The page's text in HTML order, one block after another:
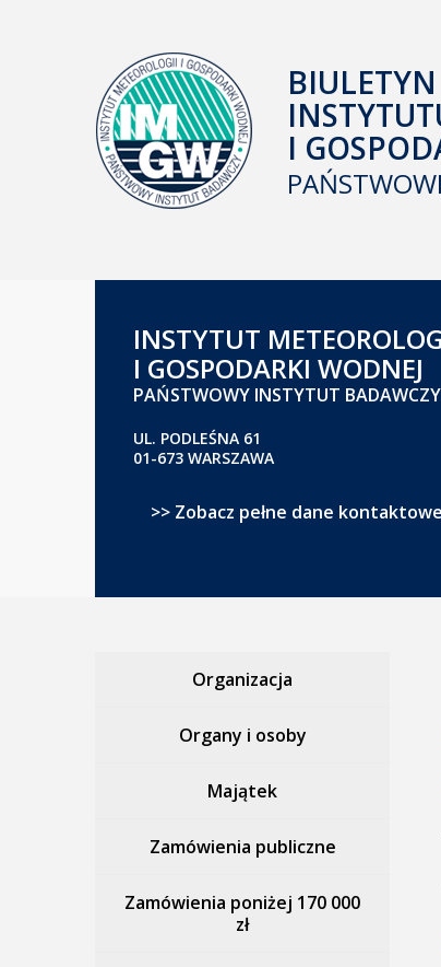
I
INSTYTUT
I GOSPODARKI WODNEJ
PAŃSTWOWY INSTYTUT BADAWCZY
UL. PODLEŚNA 61
01-673 WARSZAWA
>> Zobacz pełne dane kontaktowe
Organizacja
Organy i osoby
Majątek
Zamówienia publiczne
Zamówienia poniżej 170 000
zł